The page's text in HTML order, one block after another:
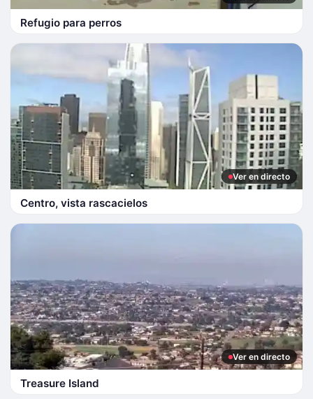
Refugio para perros
Ver en directo
Centro, vista rascacielos
Ver en directo
Treasure Island